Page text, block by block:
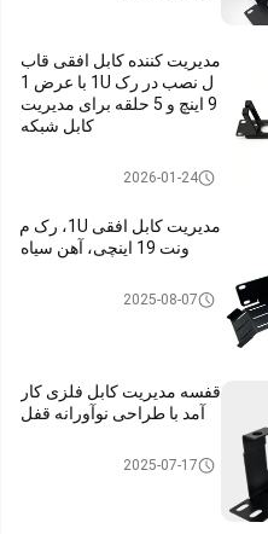
مدیریت کننده کابل افقی قاب
ل نصب در رک 1U با عرض 1
9 اینچ و 5 حلقه برای مدیریت
کابل شبکه
2026-01-24
مدیریت کابل افقی 1U، رک م
ونت 19 اینچی، آهن سیاه
2025-08-07
قفسه مدیریت کابل فلزی کار
آمد با طراحی نوآورانه قفل
2025-07-17